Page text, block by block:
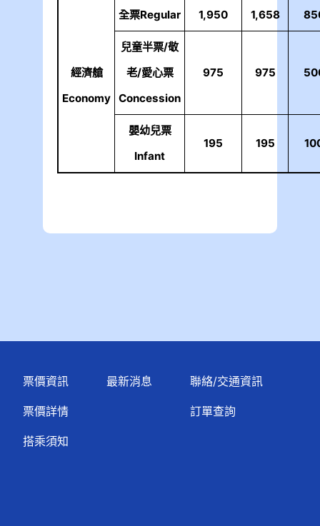
經濟艙
Economy
全票Regular 1,950 1,658
兒童半票/敬
老/愛心票
Concession
975 975
嬰幼兒票
Infant
195 195
票價資訊
票價詳情
搭乘須知
最新消息 聯絡/交通資訊
訂單查詢